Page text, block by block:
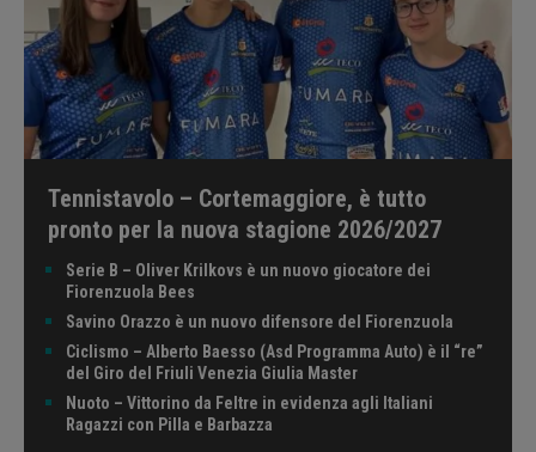
Tennistavolo – Cortemaggiore, è tutto
pronto per la nuova stagione 2026/2027
Serie B – Oliver Krilkovs è un nuovo giocatore dei
Fiorenzuola Bees
Savino Orazzo è un nuovo difensore del Fiorenzuola
Ciclismo – Alberto Baesso (Asd Programma Auto) è il “re”
del Giro del Friuli Venezia Giulia Master
Nuoto – Vittorino da Feltre in evidenza agli Italiani
Ragazzi con Pilla e Barbazza